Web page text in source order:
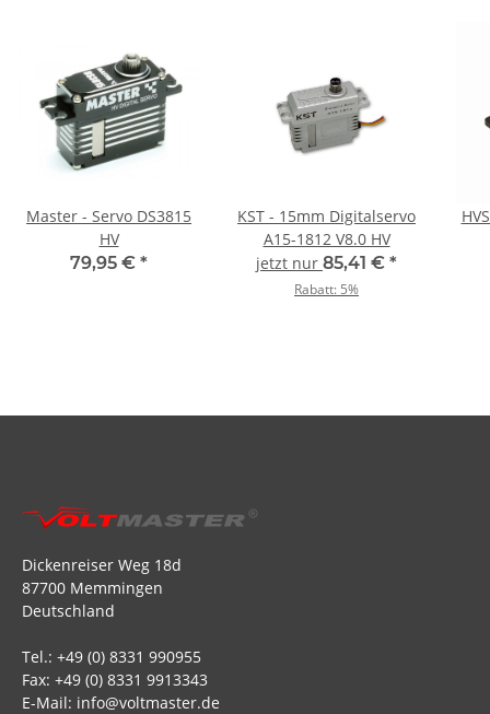
Master - Servo DS3815
HV
79,95 € *
KST - 15mm Digitalservo
A15-1812 V8.0 HV
jetzt nur 85,41 € *
Rabatt: 5%
Dickenreiser Weg 18d
87700 Memmingen
Deutschland
Tel.: +49 (0) 8331 990955
Fax: +49 (0) 8331 9913343
E-Mail: info@voltmaster.de